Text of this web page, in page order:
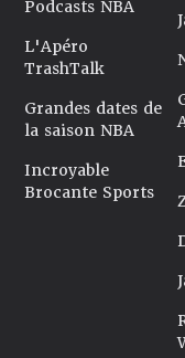
Podcasts NBA
L'Apéro
TrashTalk
Grandes dates de
la saison NBA
Incroyable
Brocante Sports